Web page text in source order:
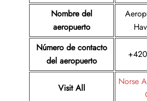
Nombre del
aeropuerto
Número de contacto
del aeropuerto
Visit All
Norse